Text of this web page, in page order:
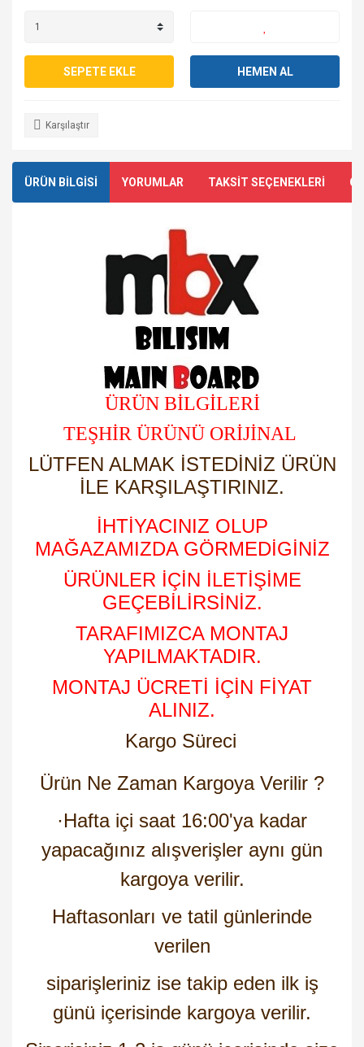
SEPETE EKLE HEMEN AL
Karşılaştır
ÜRÜN BİLGİSİ YORUMLAR TAKSİT SEÇENEKLERİ
ÜRÜN BİLGİLERİ
TEŞHİR ÜRÜNÜ ORİJİNAL
LÜTFEN ALMAK İSTEDİNİZ ÜRÜN
İLE KARŞILAŞTIRINIZ.
İHTİYACINIZ OLUP
MAĞAZAMIZDA GÖRMEDİGİNİZ
ÜRÜNLER İÇİN İLETİŞİME
GEÇEBİLİRSİNİZ.
TARAFIMIZCA MONTAJ
YAPILMAKTADIR.
MONTAJ ÜCRETİ İÇİN FİYAT
ALINIZ.
Kargo Süreci
Ürün Ne Zaman Kargoya Verilir ?
·Hafta içi saat 16:00'ya kadar
yapacağınız alışverişler aynı gün
kargoya verilir.
Haftasonları ve tatil günlerinde
verilen
siparişleriniz ise takip eden ilk iş
günü içerisinde kargoya verilir.